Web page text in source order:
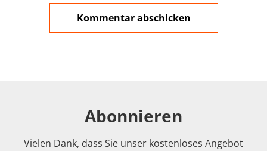
Abonnieren
Vielen Dank, dass Sie unser kostenloses Angebot